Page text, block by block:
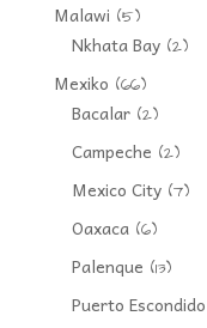
Malawi (5)
Nkhata Bay(2)
Mexiko (66)
Bacalar(2)
Campeche (2)
Mexico City(7)
Oaxaca(6)
Palenque (13)
Puerto Escondido